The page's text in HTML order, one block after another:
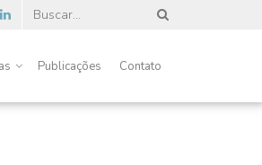
Publicações Contato